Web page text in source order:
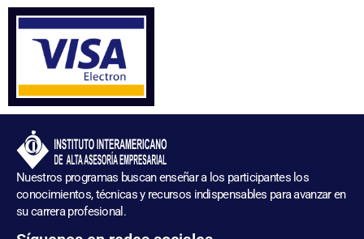
Nuestros programas buscan enseñar a los participantes los
conocimientos, técnicas y recursos indispensables para avanzar en
su carrera profesional.